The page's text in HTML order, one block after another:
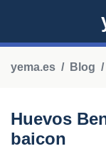
yema.es Blog
Huevos
baicon